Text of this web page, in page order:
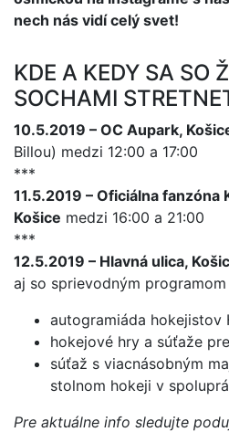
nech nás vidí celý svet!
KDE A KEDY SA SO
SOCHAMI
10.5.2019 – OC Aupark,
Billou) medzi 12:00 a 17:00
***
11.5.2019 – Oficiálna
Košice medzi 16:00 a 21:00
***
12.5.2019 – Hlavná ulica,
aj so sprievodným
autogramiáda hokejistov
hokejové hry a súťaže
súťaž s viacnásobným
stolnom hokeji v
Pre aktuálne info sledujte